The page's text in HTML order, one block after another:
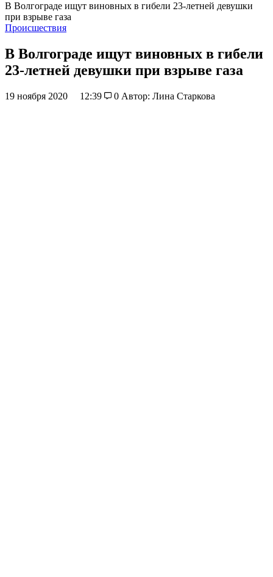
В Волгограде ищут виновных в гибели 23-летней девушки
при взрыве газа
Происшествия
В Волгограде ищут виновных в гибели
23-летней девушки при взрыве газа
19 ноября 2020 12:39 0 Автор: Лина Старкова